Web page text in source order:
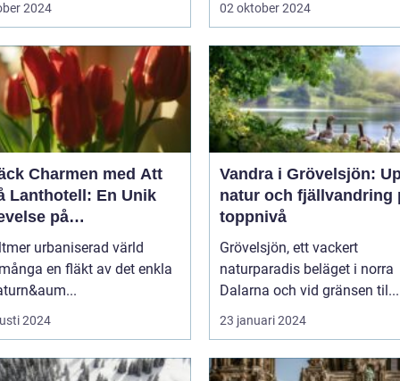
2024 02 oktober 2024
Charmen med Att
Lanthotell: En Unik
på
urbaniserad värld
en fläkt av det enkla
2024
Vandra i Grövelsjön:
natur och fjällvandring
toppnivå
Grövelsjön, ett vackert
naturparadis beläget i norra
Dalarna och vid gränsen til...
23 januari 2024